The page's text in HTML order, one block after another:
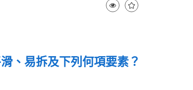
、易拆及下列何項要素？